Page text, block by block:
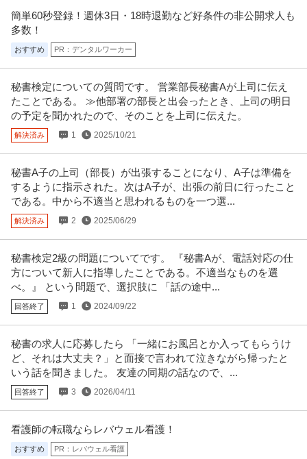
簡単60秒登録！週休3日・18時退勤など好条件の非公開求人も
多数！
おすすめ PR：デンタルワーカー
秘書検定についての質問です。 営業部長秘書Aが上司に伝え
たことである。 ≫他部署の部長と出会ったとき、上司の明日
の予定を聞かれたので、そのことを上司に伝えた。
解決済み 1 2025/10/21
秘書A子の上司（部長）が出張することになり、A子は準備を
するように指示された。次はA子が、出張の前日に行ったこと
である。中から不適当と思われるものを一つ選...
解決済み 2 2025/06/29
秘書検定2級の問題についてです。 『秘書Aが、電話対応の仕
方について新人に指導したことである。不適当なものを選
べ。』 という問題で、選択肢に 「話の途中...
回答終了 1 2024/09/22
秘書の求人に応募したら 「一緒にお風呂とか入ってもらうけ
ど、それは大丈夫？」と面接で言われて泣きながら帰ったと
いう話を聞きました。 友達の同期の話なので、...
回答終了 3 2026/04/11
看護師の転職ならレバウェル看護！
おすすめ PR：レバウェル看護